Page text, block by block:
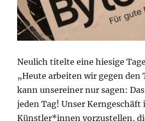
Neulich titelte eine hiesige
„Heute arbeiten wir gegen den
kann unsereiner nur sagen:
jeden Tag! Unser Kerngeschäft
Künstler*innen vorzustellen,